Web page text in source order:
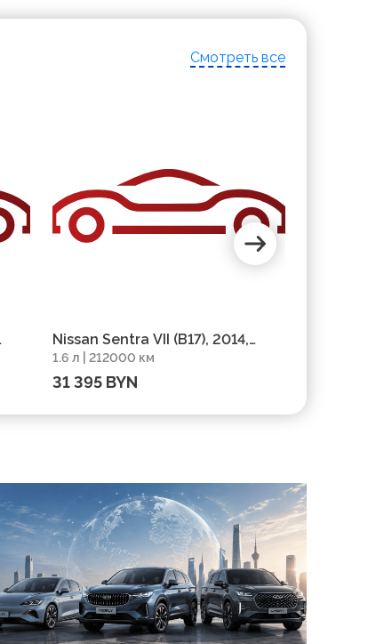
Смотреть все
Nissan Sentra VII (B17), 2014,
пробег 212000 км
1.6 л | 212000 км
31 395 BYN